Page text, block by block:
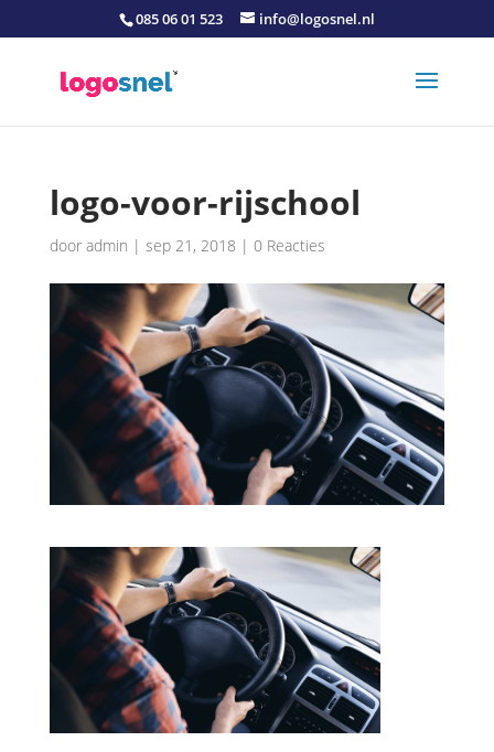
085 06 01 523 info@logosnel.nl
logo-voor-rijschool
door admin | sep 21, 2018 | 0 Reacties